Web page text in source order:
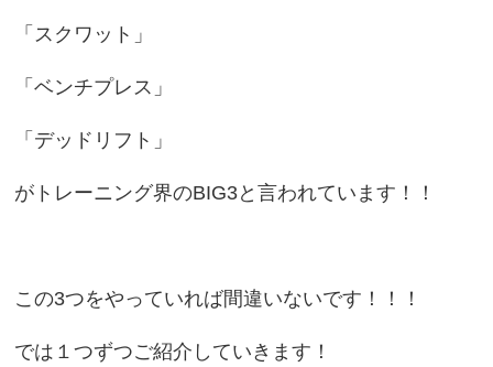
「スクワット」
「ベンチプレス」
「デッドリフト」
がトレーニング界のBIG3と言われています！！
この3つをやっていれば間違いないです！！！
では１つずつご紹介していきます！